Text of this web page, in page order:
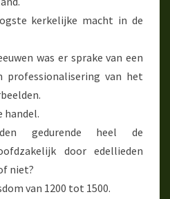
kerkelijke macht in de
was er sprake van een
professionalisering van het
handel.
gedurende heel de
door edellieden
niet?
van 1200 tot 1500.